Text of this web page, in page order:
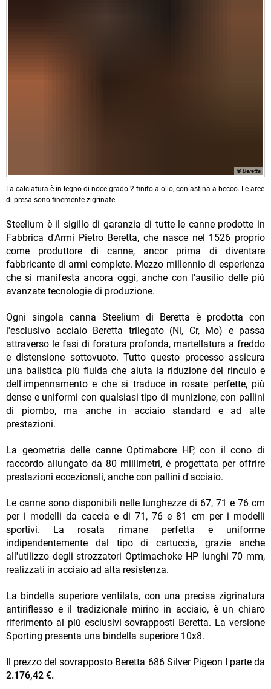
© Beretta
La calciatura è in legno di noce grado 2 finito a olio, con astina a becco. Le aree
di presa sono finemente zigrinate.
Steelium è il sigillo di garanzia di tutte le canne prodotte in
Fabbrica d'Armi Pietro Beretta, che nasce nel 1526 proprio
come produttore di canne, ancor prima di diventare
fabbricante di armi complete. Mezzo millennio di esperienza
che si manifesta ancora oggi, anche con l'ausilio delle più
avanzate tecnologie di produzione.
Ogni singola canna Steelium di Beretta è prodotta con
l'esclusivo acciaio Beretta trilegato (Ni, Cr, Mo) e passa
attraverso le fasi di foratura profonda, martellatura a freddo
e distensione sottovuoto. Tutto questo processo assicura
una balistica più fluida che aiuta la riduzione del rinculo e
dell'impennamento e che si traduce in rosate perfette, più
dense e uniformi con qualsiasi tipo di munizione, con pallini
di piombo, ma anche in acciaio standard e ad alte
prestazioni.
La geometria delle canne Optimabore HP, con il cono di
raccordo allungato da 80 millimetri, è progettata per offrire
prestazioni eccezionali, anche con pallini d'acciaio.
Le canne sono disponibili nelle lunghezze di 67, 71 e 76 cm
per i modelli da caccia e di 71, 76 e 81 cm per i modelli
sportivi. La rosata rimane perfetta e uniforme
indipendentemente dal tipo di cartuccia, grazie anche
all'utilizzo degli strozzatori Optimachoke HP lunghi 70 mm,
realizzati in acciaio ad alta resistenza.
La bindella superiore ventilata, con una precisa zigrinatura
antiriflesso e il tradizionale mirino in acciaio, è un chiaro
riferimento ai più esclusivi sovrapposti Beretta. La versione
Sporting presenta una bindella superiore 10x8.
Il prezzo del sovrapposto Beretta 686 Silver Pigeon I parte da
2.176,42 €.